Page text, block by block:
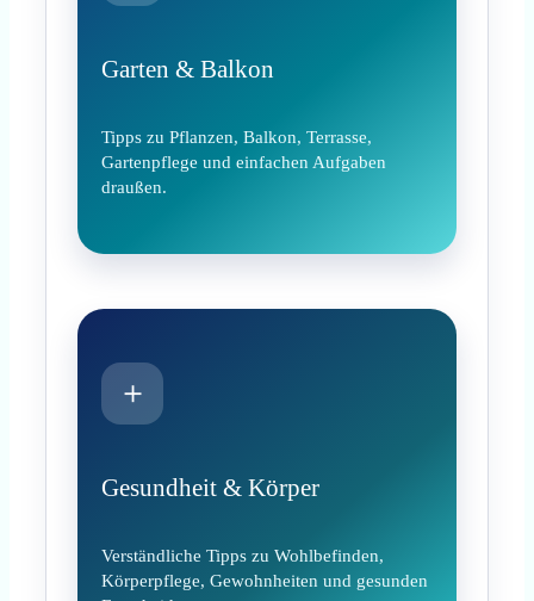
Garten & Balkon
Tipps zu Pflanzen, Balkon, Terrasse,
Gartenpflege und einfachen Aufgaben
draußen.
＋
Gesundheit & Körper
Verständliche Tipps zu Wohlbefinden,
Körperpflege, Gewohnheiten und gesunden